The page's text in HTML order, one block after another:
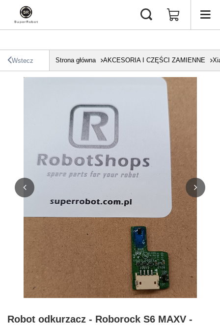
Wstecz Strona główna AKCESORIA I CZĘŚCI ZAMIENNE
Robot odkurzacz - Roborock S6 MAXV -